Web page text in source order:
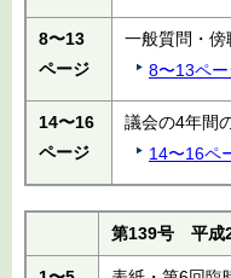
8〜13
ページ
一般質問・傍
8〜13ペ
14〜16
ページ
議会の4年間
14〜16ペ
第139号 平成